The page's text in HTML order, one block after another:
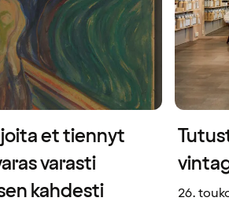
et tiennyt
varasti
kahdesti
26.